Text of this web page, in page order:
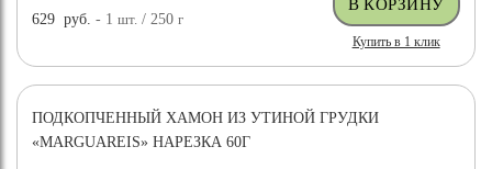
629 руб. - 1шт. / 250г
Купить в 1 клик
ПОДКОПЧЕННЫЙ ХАМОН ИЗ УТИНОЙ ГРУДКИ
«MARGUAREIS» НАРЕЗКА 60Г